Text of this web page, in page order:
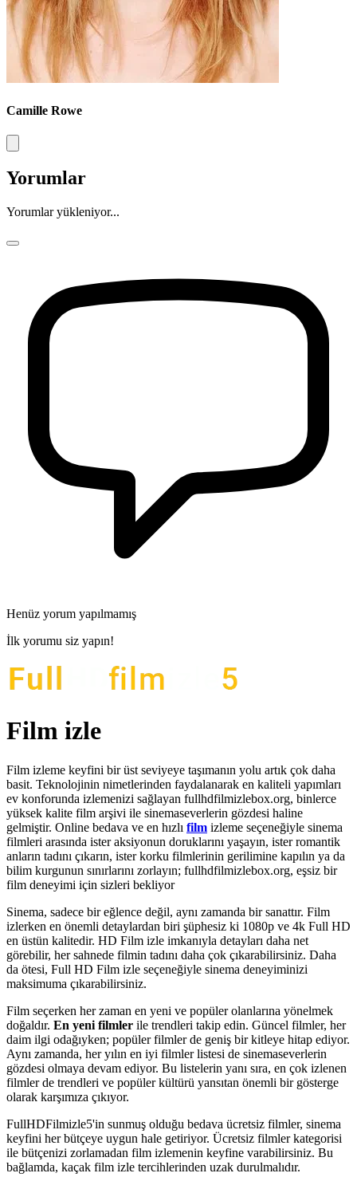
Camille Rowe
Yorumlar
Yorumlar yükleniyor...
Henüz yorum yapılmamış
İlk yorumu siz yapın!
Film izle
Film izleme keyfini bir üst seviyeye taşımanın yolu artık çok daha
basit. Teknolojinin nimetlerinden faydalanarak en kaliteli yapımları
ev konforunda izlemenizi sağlayan fullhdfilmizlebox.org, binlerce
yüksek kalite film arşivi ile sinemaseverlerin gözdesi haline
gelmiştir. Online bedava ve en hızlı film izleme seçeneğiyle sinema
filmleri arasında ister aksiyonun doruklarını yaşayın, ister romantik
anların tadını çıkarın, ister korku filmlerinin gerilimine kapılın ya da
bilim kurgunun sınırlarını zorlayın; fullhdfilmizlebox.org, eşsiz bir
film deneyimi için sizleri bekliyor
Sinema, sadece bir eğlence değil, aynı zamanda bir sanattır. Film
izlerken en önemli detaylardan biri şüphesiz ki 1080p ve 4k Full HD
en üstün kalitedir. HD Film izle imkanıyla detayları daha net
görebilir, her sahnede filmin tadını daha çok çıkarabilirsiniz. Daha
da ötesi, Full HD Film izle seçeneğiyle sinema deneyiminizi
maksimuma çıkarabilirsiniz.
Film seçerken her zaman en yeni ve popüler olanlarına yönelmek
doğaldır. En yeni filmler ile trendleri takip edin. Güncel filmler, her
daim ilgi odağıyken; popüler filmler de geniş bir kitleye hitap ediyor.
Aynı zamanda, her yılın en iyi filmler listesi de sinemaseverlerin
gözdesi olmaya devam ediyor. Bu listelerin yanı sıra, en çok izlenen
filmler de trendleri ve popüler kültürü yansıtan önemli bir gösterge
olarak karşımıza çıkıyor.
FullHDFilmizle5'in sunmuş olduğu bedava ücretsiz filmler, sinema
keyfini her bütçeye uygun hale getiriyor. Ücretsiz filmler kategorisi
ile bütçenizi zorlamadan film izlemenin keyfine varabilirsiniz. Bu
bağlamda, kaçak film izle tercihlerinden uzak durulmalıdır.